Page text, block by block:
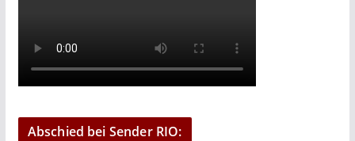
Abschied bei Sender RIO: